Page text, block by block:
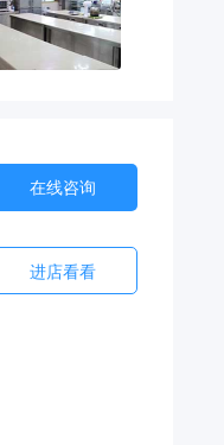
在线咨询
进店看看